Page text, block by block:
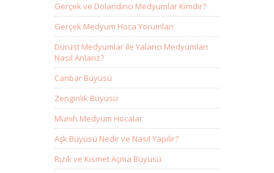
Gerçek ve Dolandırıcı Medyumlar Kimdir?
Gerçek Medyum Hoca Yorumları
Dürüst Medyumlar ile Yalancı Medyumları
Nasıl Anlarız?
Canbar Büyüsü
Zenginlik Büyüsü
Münih Medyum Hocalar
Aşk Büyüsü Nedir ve Nasıl Yapılır?
Rızık ve Kısmet Açma Büyüsü